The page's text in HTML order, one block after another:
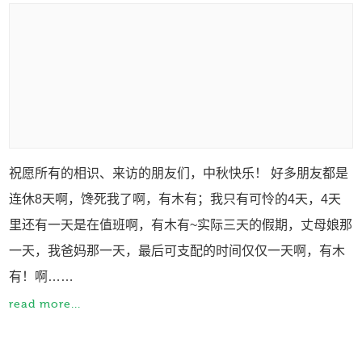
祝愿所有的相识、来访的朋友们，中秋快乐！ 好多朋友都是
连休8天啊，馋死我了啊，有木有；我只有可怜的4天，4天
里还有一天是在值班啊，有木有~实际三天的假期，丈母娘那
一天，我爸妈那一天，最后可支配的时间仅仅一天啊，有木
有！啊……
read more...